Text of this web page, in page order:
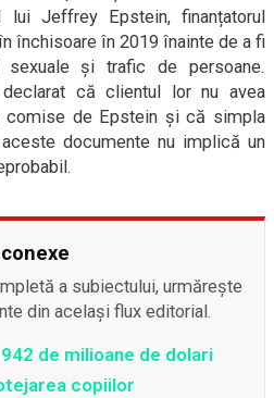
Jeffrey Epstein, finanțatorul
închisoare în 2019 înainte de a fi
sexuale și trafic de persoane.
că clientul lor nu avea
comise de Epstein și că simpla
documente nu implică un
a subiectului, urmărește
din același flux editorial.
de milioane de dolari
copiilor